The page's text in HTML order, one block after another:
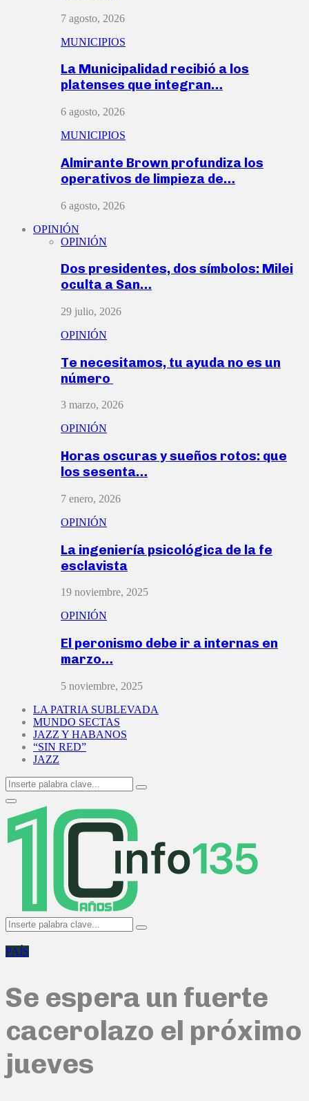
7 agosto, 2026
MUNICIPIOS
La Municipalidad recibió a los
platenses que integran…
6 agosto, 2026
MUNICIPIOS
Almirante Brown profundiza los
operativos de limpieza de…
6 agosto, 2026
OPINIÓN
OPINIÓN
Dos presidentes, dos símbolos: Milei
oculta a San…
29 julio, 2026
OPINIÓN
Te necesitamos, tu ayuda no es un
número
3 marzo, 2026
OPINIÓN
Horas oscuras y sueños rotos: que
los sesenta…
7 enero, 2026
OPINIÓN
La ingeniería psicológica de la fe
esclavista
19 noviembre, 2025
OPINIÓN
El peronismo debe ir a internas en
marzo…
5 noviembre, 2025
LA PATRIA SUBLEVADA
MUNDO SECTAS
JAZZ Y HABANOS
“SIN RED”
JAZZ
Search
for:
Search
Primary
Menu
Search
for:
Search
PAÍS
Se espera un fuerte
cacerolazo el próximo
jueves